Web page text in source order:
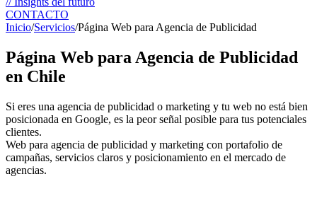
CONTACTO
Inicio/Servicios/Página Web para Agencia de Publicidad
Página Web para Agencia de Publicidad
en Chile
Si eres una agencia de publicidad o marketing y tu web no está bien
posicionada en Google, es la peor señal posible para tus potenciales
clientes.
Web para agencia de publicidad y marketing con portafolio de
campañas, servicios claros y posicionamiento en el mercado de
agencias.